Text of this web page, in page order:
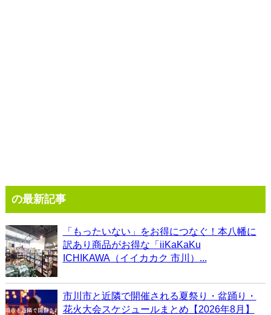
の最新記事
「もったいない」をお得につなぐ！本八幡に
訳あり商品がお得な「iiKaKaKu
ICHIKAWA（イイカカク 市川）...
市川市と近隣で開催される夏祭り・盆踊り・
花火大会スケジュールまとめ【2026年8月】